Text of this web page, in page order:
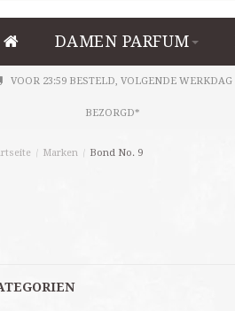
DAMEN PARFUM
VOOR 23:59 BESTELD, VOLGENDE WERKDAG
BEZORGD*
/ Marken / Bond No. 9